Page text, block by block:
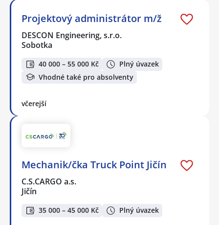
Projektový administrátor m/ž
DESCON Engineering, s.r.o.
Sobotka
40 000 – 55 000 Kč
Plný úvazek
Vhodné také pro absolventy
včerejší
Mechanik/čka Truck Point Jičín
C.S.CARGO a.s.
Jičín
35 000 – 45 000 Kč Plný úvazek